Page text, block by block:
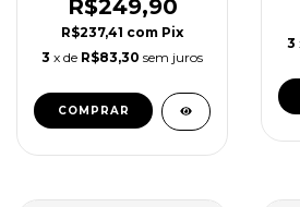
R$249,90
R$237,41 com Pix
3 x de R$83,30 sem juros
COMPRAR
3